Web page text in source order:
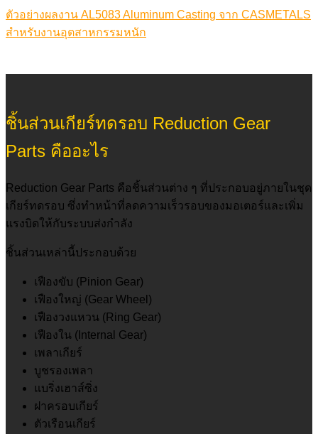
ตัวอย่างผลงาน AL5083 Aluminum Casting จาก CASMETALS
สำหรับงานอุตสาหกรรมหนัก
ชิ้นส่วนเกียร์ทดรอบ Reduction Gear
Parts คืออะไร
Reduction Gear Parts คือชิ้นส่วนต่าง ๆ ที่ประกอบอยู่ภายในชุด
เกียร์ทดรอบ ซึ่งทำหน้าที่ลดความเร็วรอบของมอเตอร์และเพิ่ม
แรงบิดให้กับระบบส่งกำลัง
ชิ้นส่วนเหล่านี้ประกอบด้วย
เฟืองขับ (Pinion Gear)
เฟืองใหญ่ (Gear Wheel)
เฟืองวงแหวน (Ring Gear)
เฟืองใน (Internal Gear)
เพลาเกียร์
บูชรองเพลา
แบริ่งเฮาส์ซิ่ง
ฝาครอบเกียร์
ตัวเรือนเกียร์